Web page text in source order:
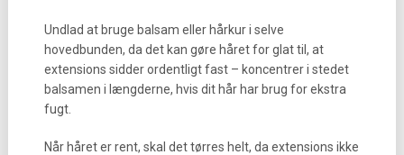
Undlad at bruge balsam eller hårkur i selve
hovedbunden, da det kan gøre håret for glat til, at
extensions sidder ordentligt fast – koncentrer i stedet
balsamen i længderne, hvis dit hår har brug for ekstra
fugt.
Når håret er rent, skal det tørres helt, da extensions ikke